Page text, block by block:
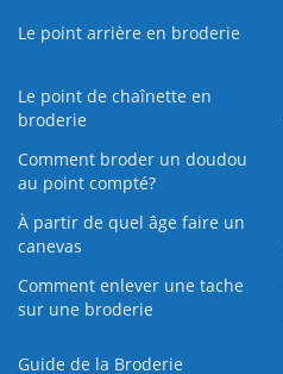
Le point arrière en broderie
Le point de chaînette en
broderie
Comment broder un doudou
au point compté?
À partir de quel âge faire un
canevas
Comment enlever une tache
sur une broderie
Guide de la Broderie